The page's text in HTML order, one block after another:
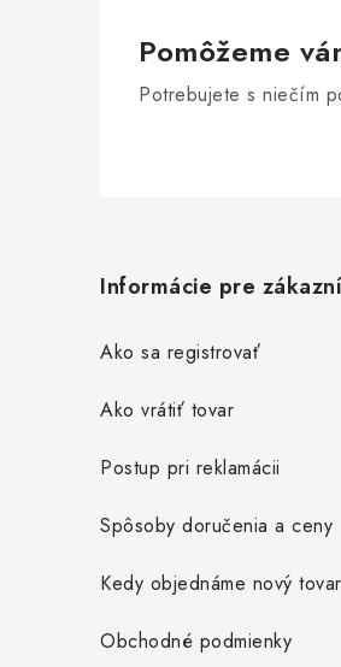
Pomôžeme
Potrebujete s niečím
Informácie pre
Ako sa registrovať
Ako vrátiť tovar
Postup pri reklamácii
Spôsoby doručenia a ceny
Kedy objednáme nový tovar
Obchodné podmienky